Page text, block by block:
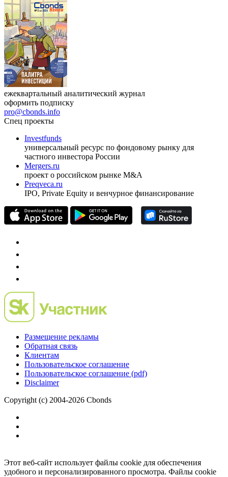
ежеквартальный аналитический журнал
оформить подписку
pro@cbonds.info
Спец проекты
Investfunds
универсальный ресурс по фондовому рынку для
частного инвестора России
Mergers.ru
проект о российском рынке M&A
Preqveca.ru
IPO, Private Equity и венчурное финансирование
Размещение рекламы
Обратная связь
Клиентам
Пользовательское соглашение
Пользовательское соглашение (pdf)
Disclaimer
Copyright (c) 2004-2026 Cbonds
Этот веб-сайт использует файлы cookie для обеспечения
удобного и персонализированного просмотра. Файлы cookie